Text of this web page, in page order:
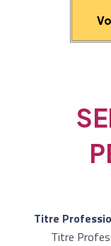
Titre
Titre